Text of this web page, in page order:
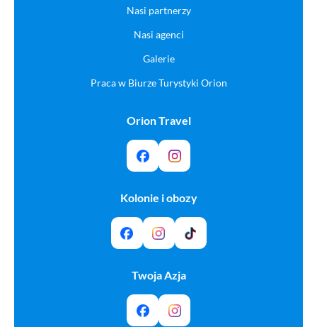
Nasi partnerzy
Nasi agenci
Galerie
Praca w Biurze Turystyki Orion
Orion Travel
Kolonie i obozy
Twoja Azja